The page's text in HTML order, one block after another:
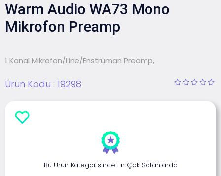
Warm Audio WA73 Mono
Mikrofon Preamp
1 Kanal Mikrofon/Line/Enstrüman Preamp,
Ürün Kodu : 19298
Bu Ürün Kategorisinde En Çok Satanlarda